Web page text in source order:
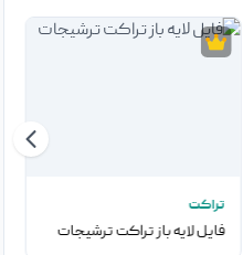
تراکت
فایل لایه باز تراکت ترشیجات